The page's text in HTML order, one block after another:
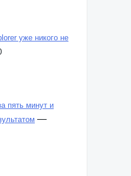
уже никого не
пять минут и
—